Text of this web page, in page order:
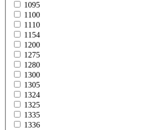
1095
1100
1110
1154
1200
1275
1280
1300
1305
1324
1325
1335
1336